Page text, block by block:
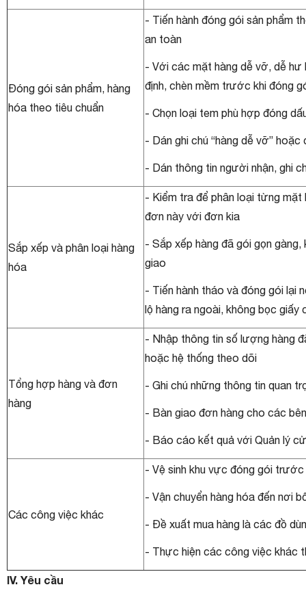
Đóng gói sản phẩm, hàng
hóa theo tiêu chuẩn
- Tiến hành đóng gói sản phẩm
an toàn
- Với các mặt hàng dễ vỡ, dễ hư
định, chèn mềm trước khi đóng
- Chọn loại tem phù hợp đóng
- Dán ghi chú “hàng dễ vỡ”
- Dán thông tin người nhận, ghi
Sắp xếp và phân loại hàng
hóa
- Kiểm tra để phân loại từng mặt
đơn này với đơn kia
- Sắp xếp hàng đã gói gọn
giao
- Tiến hành tháo và đóng gói lại
lộ hàng ra ngoài, không bọc
Tổng hợp hàng và đơn
hàng
- Nhập thông tin số lượng hàng
hoặc hệ thống theo dõi
- Ghi chú những thông tin quan
- Bàn giao đơn hàng cho các
- Báo cáo kết quả với Quản lý
Các công việc khác
- Vệ sinh khu vực đóng gói
- Vận chuyển hàng hóa đến nơi
- Đề xuất mua hàng là các đồ
- Thực hiện các công việc khác
IV. Yêu cầu